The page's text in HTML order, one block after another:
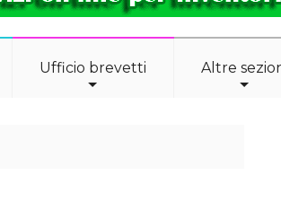
Ufficio brevetti Altre